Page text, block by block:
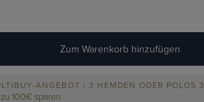
Zum Warenkorb hinzufügen
ANGEBOT | 3 HEMDEN ODER POLOS
100€ sparen